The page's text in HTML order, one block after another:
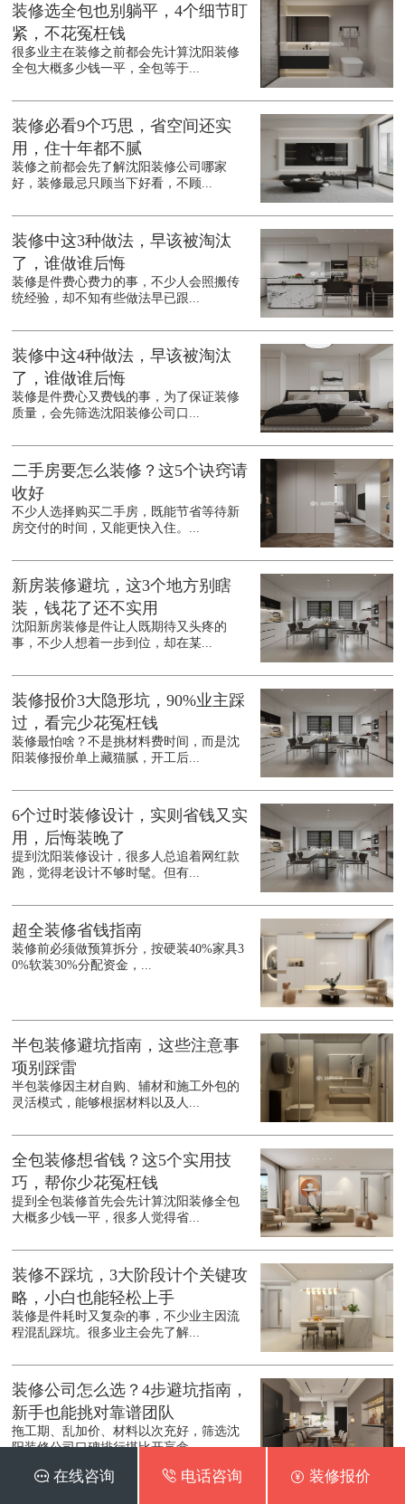
装修选全包也别躺平，4个细节盯
紧，不花冤枉钱
很多业主在装修之前都会先计算沈阳装修
全包大概多少钱一平，全包等于...
装修必看9个巧思，省空间还实
用，住十年都不腻
装修之前都会先了解沈阳装修公司哪家
好，装修最忌只顾当下好看，不顾...
装修中这3种做法，早该被淘汰
了，谁做谁后悔
装修是件费心费力的事，不少人会照搬传
统经验，却不知有些做法早已跟...
装修中这4种做法，早该被淘汰
了，谁做谁后悔
装修是件费心又费钱的事，为了保证装修
质量，会先筛选沈阳装修公司口...
二手房要怎么装修？这5个诀窍请
收好
不少人选择购买二手房，既能节省等待新
房交付的时间，又能更快入住。...
新房装修避坑，这3个地方别瞎
装，钱花了还不实用
沈阳新房装修是件让人既期待又头疼的
事，不少人想着一步到位，却在某...
装修报价3大隐形坑，90%业主踩
过，看完少花冤枉钱
装修最怕啥？不是挑材料费时间，而是沈
阳装修报价单上藏猫腻，开工后...
6个过时装修设计，实则省钱又实
用，后悔装晚了
提到沈阳装修设计，很多人总追着网红款
跑，觉得老设计不够时髦。但有...
超全装修省钱指南
装修前必须做预算拆分，按硬装40%家具3
0%软装30%分配资金，...
半包装修避坑指南，这些注意事
项别踩雷
半包装修因主材自购、辅材和施工外包的
灵活模式，能够根据材料以及人...
全包装修想省钱？这5个实用技
巧，帮你少花冤枉钱
提到全包装修首先会先计算沈阳装修全包
大概多少钱一平，很多人觉得省...
装修不踩坑，3大阶段计个关键攻
略，小白也能轻松上手
装修是件耗时又复杂的事，不少业主因流
程混乱踩坑。很多业主会先了解...
装修公司怎么选？4步避坑指南，
新手也能挑对靠谱团队
拖工期、乱加价、材料以次充好，筛选沈
阳装修公司口碑排行堪比开盲盒...
 在线咨询  电话咨询  装修报价